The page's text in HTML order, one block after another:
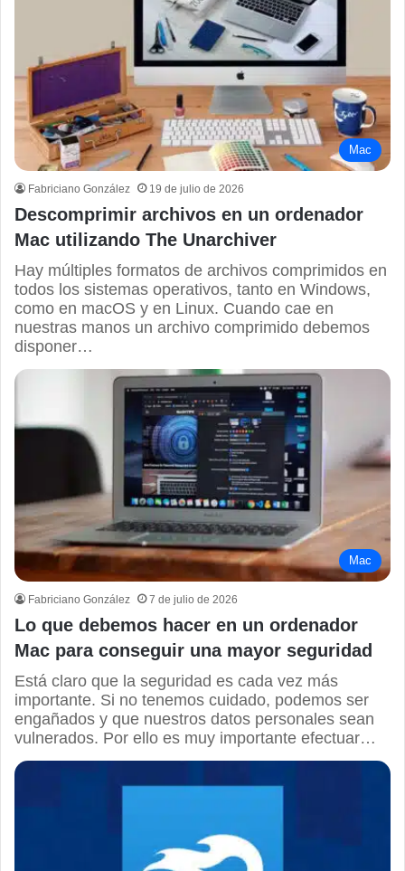
Mac
Fabriciano González 19 de julio de 2026
Descomprimir archivos en un ordenador
Mac utilizando The Unarchiver
Hay múltiples formatos de archivos comprimidos en
todos los sistemas operativos, tanto en Windows,
como en macOS y en Linux. Cuando cae en
nuestras manos un archivo comprimido debemos
disponer…
Mac
Fabriciano González 7 de julio de 2026
Lo que debemos hacer en un ordenador
Mac para conseguir una mayor seguridad
Está claro que la seguridad es cada vez más
importante. Si no tenemos cuidado, podemos ser
engañados y que nuestros datos personales sean
vulnerados. Por ello es muy importante efectuar…